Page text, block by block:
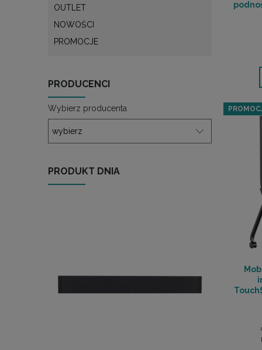
OUTLET
NOWOŚCI
PROMOCJE
PRODUCENCI
Wybierz producenta
PRODUKT DNIA